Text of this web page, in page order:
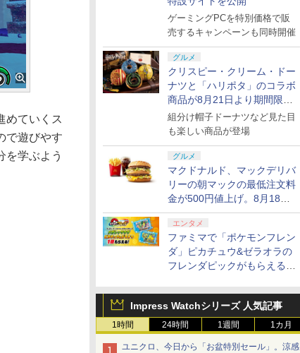
ゲーミングPCを特別価格で販
売するキャンペーンも同時開催
グルメ
クリスピー・クリーム・ドー
ナツと「ハリポタ」のコラボ
商品が8月21日より期間限定
で発売
組分け帽子ドーナツなど見た目
も楽しい商品が登場
グルメ
マクドナルド、マックデリバ
リーの朝マックの最低注文料
金が500円値上げ。8月18日
より1,500円から受付
エンタメ
ファミマで「ポケモンフレン
ダ」ピカチュウ&ゼラオラの
フレンダピックがもらえるキ
Impress Watchシリーズ 人気記事
1時間 24時間 1週間 1カ月
ユニクロ、今日から「お盆特別セール」。涼感
めていくス
で遊びやす
を学ぶよう